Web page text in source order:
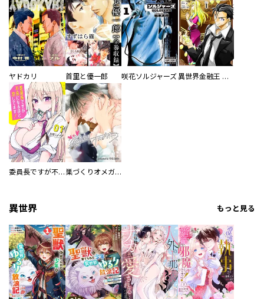
ヤドカリ 首里と優一郎 咲花ソルジャーズ 異世界金融王 ～クローネ・ゴルディオンの覇道～
委員長ですが不良になるほど恋してます！ 巣づくりオメガバース
異世界 もっと見る